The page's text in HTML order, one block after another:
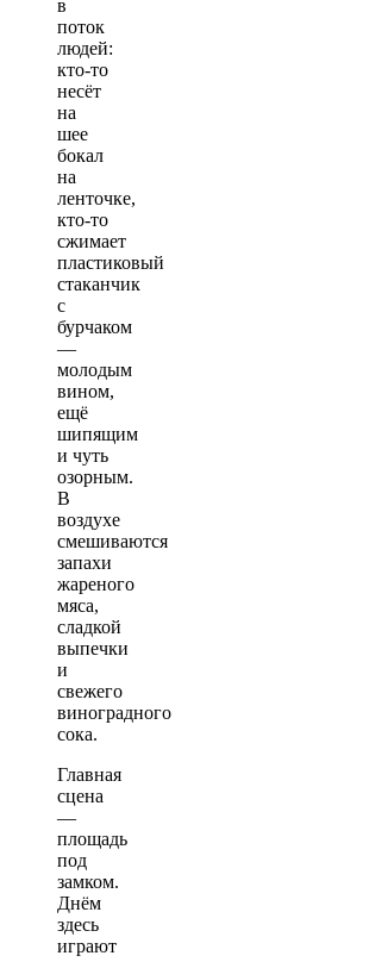
в
поток
людей:
кто-то
несёт
на
шее
бокал
на
ленточке,
кто-то
сжимает
пластиковый
стаканчик
с
бурчаком
—
молодым
вином,
ещё
шипящим
и чуть
озорным.
В
воздухе
смешиваются
запахи
жареного
мяса,
сладкой
выпечки
и
свежего
виноградного
сока.
Главная
сцена
—
площадь
под
замком.
Днём
здесь
играют